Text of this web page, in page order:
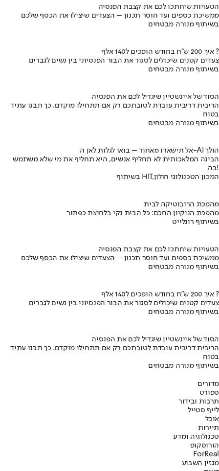
הטעויות שיחתכו לכם את קצבת הפנסיה
ממשיכת כספים ועד חוסר תכנון – הצעדים שיצילו את הכסף שלכם
בשיתוף מנורה מבטחים
איך 200 ש"ח בחודש הופכים ל140 אלף ?
צעדים קטנים שיכולים לסגור את הבור הפנסיוני בין נשים לגברים
בשיתוף מנורה מבטחים
הסוד של איינשטיין שיגדיל לכם את הפנסיה
הריבית דריבית עובדת לטובתכם רק אם תתחילו מוקדם. כך תבנו עתיד
בטוח
בשיתוף מנורה מבטחים
אל תישארו מאחור – בואו לגלות לאן ה-AI הולך
הבינה המלאכותית לא תחליף אנשים, היא תחליף את מי שלא משתמש
בה!
בשיתוף HIT,המכון הטכנולוגי חולון
מהפכת הרובוטיקה לבית
מהפכת הניקיון החכם: כל הבית נקי בלחיצת כפתור
בשיתוף רונלייט
הטעויות שיחתכו לכם את קצבת הפנסיה
ממשיכת כספים ועד חוסר תכנון – הצעדים שיצילו את הכסף שלכם
בשיתוף מנורה מבטחים
איך 200 ש"ח בחודש הופכים ל140 אלף ?
צעדים קטנים שיכולים לסגור את הבור הפנסיוני בין נשים לגברים
בשיתוף מנורה מבטחים
הסוד של איינשטיין שיגדיל לכם את הפנסיה
הריבית דריבית עובדת לטובתכם רק אם תתחילו מוקדם. כך תבנו עתיד
בטוח
בשיתוף מנורה מבטחים
מדורים
ספורט
תרבות ובידור
לייף סטייל
אוכל
תיירות
טכנולוגיה ומדע
הורוסקופ
ForReal
מגזין השבוע